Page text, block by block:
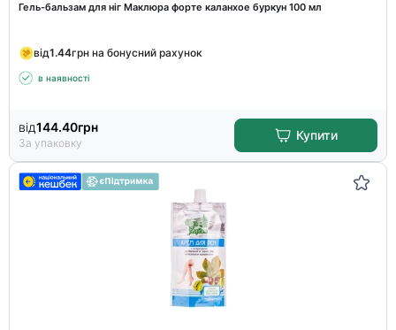
Гель-бальзам для ніг Маклюра форте каланхое буркун 100 мл
від1.44грн на бонусний рахунок
в наявності
від144.40грн
За упаковку
Купити